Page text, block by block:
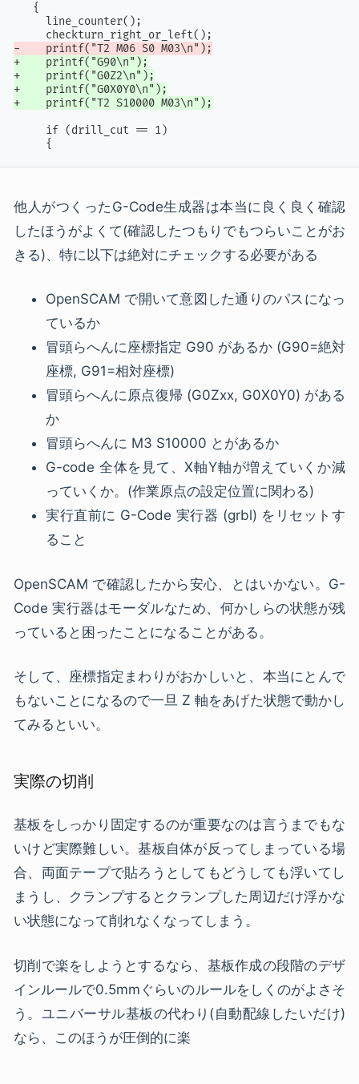
   {
     line_counter();
-    printf("T2 M06 S0 M03\n");
+    printf("G90\n");
+    printf("G0Z2\n");
+    printf("G0X0Y0\n");
+    printf("T2 S10000 M03\n");
     if (drill_cut == 1)
     {
他人がつくったG-Code生成器は本当に良く良く確認
したほうがよくて(確認したつもりでもつらいことがお
きる)、特に以下は絶対にチェックする必要がある
OpenSCAM で開いて意図した通りのパスになっ
ているか
冒頭らへんに座標指定 G90 があるか (G90=絶対
座標, G91=相対座標)
冒頭らへんに原点復帰 (G0Zxx, G0X0Y0) がある
か
冒頭らへんに M3 S10000 とがあるか
G-code 全体を見て、X軸Y軸が増えていくか減
っていくか。(作業原点の設定位置に関わる)
実行直前に G-Code 実行器 (grbl) をリセットす
ること
OpenSCAM で確認したから安心、とはいかない。G-
Code 実行器はモーダルなため、何かしらの状態が残
っていると困ったことになることがある。
そして、座標指定まわりがおかしいと、本当にとんで
もないことになるので一旦 Z 軸をあげた状態で動かし
てみるといい。
実際の切削
基板をしっかり固定するのが重要なのは言うまでもな
いけど実際難しい。基板自体が反ってしまっている場
合、両面テープで貼ろうとしてもどうしても浮いてし
まうし、クランプするとクランプした周辺だけ浮かな
い状態になって削れなくなってしまう。
切削で楽をしようとするなら、基板作成の段階のデザ
インルールで0.5mmぐらいのルールをしくのがよさそ
う。ユニバーサル基板の代わり(自動配線したいだけ)
なら、このほうが圧倒的に楽